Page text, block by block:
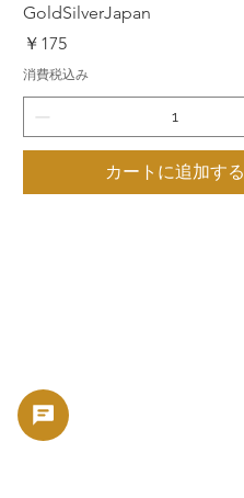
GoldSilverJapan
価格
￥175
消費税込み
カートに追加する